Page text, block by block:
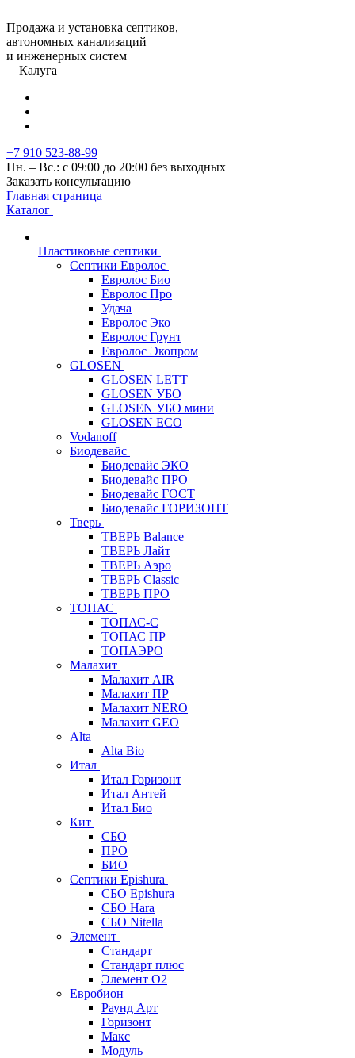
Продажа и установка септиков,
автономных канализаций
и инженерных систем
Калуга
+7 910 523-88-99
Пн. – Вс.: с 09:00 до 20:00 без выходных
Заказать консультацию
Главная страница
Каталог
Пластиковые септики
Септики Евролос
Евролос Био
Евролос Про
Удача
Евролос Эко
Евролос Грунт
Евролос Экопром
GLOSEN
GLOSEN LETT
GLOSEN УБО
GLOSEN УБО мини
GLOSEN ECO
Vodanoff
Биодевайс
Биодевайс ЭКО
Биодевайс ПРО
Биодевайс ГОСТ
Биодевайс ГОРИЗОНТ
Тверь
ТВЕРЬ Balance
ТВЕРЬ Лайт
ТВЕРЬ Аэро
ТВЕРЬ Classic
ТВЕРЬ ПРО
ТОПАС
ТОПАС-С
ТОПАС ПР
ТОПАЭРО
Малахит
Малахит AIR
Малахит ПР
Малахит NERO
Малахит GEO
Alta
Alta Bio
Итал
Итал Горизонт
Итал Антей
Итал Био
Кит
СБО
ПРО
БИО
Септики Epishura
СБО Epishura
СБО Hara
СБО Nitella
Элемент
Стандарт
Стандарт плюс
Элемент О2
Евробион
Раунд Арт
Горизонт
Макс
Модуль